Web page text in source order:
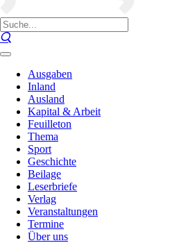
Ausgaben
Inland
Ausland
Kapital & Arbeit
Feuilleton
Thema
Sport
Geschichte
Beilage
Leserbriefe
Verlag
Veranstaltungen
Termine
Über uns